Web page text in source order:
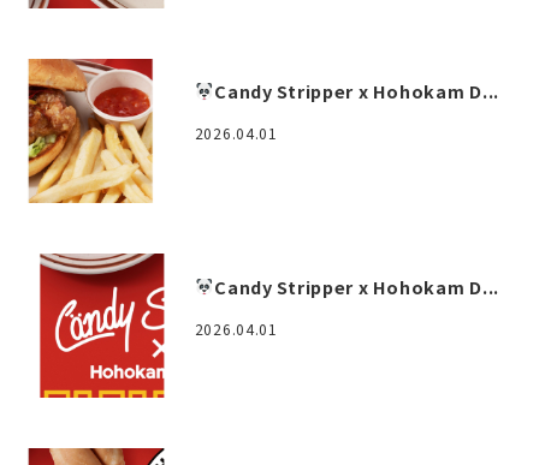
Candy Stripper x Hohokam D...
2026.04.01
Candy Stripper x Hohokam D...
2026.04.01